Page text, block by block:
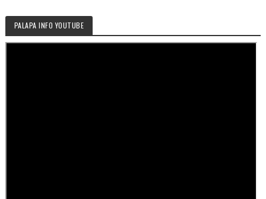
PALAPA INFO YOUTUBE